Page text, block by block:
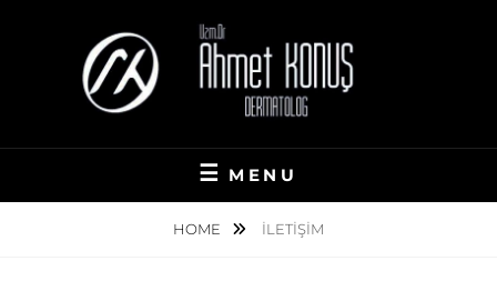
MENU
HOME İLETIŞIM